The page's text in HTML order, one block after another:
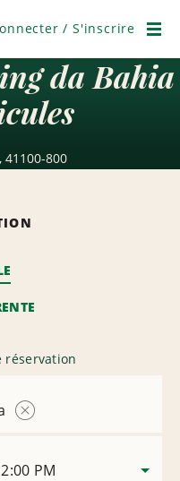
/ S'inscrire
da Bahia
41100-800
réservation
PM